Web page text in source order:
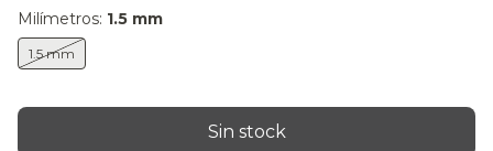
Milímetros: 1.5 mm
1.5 mm